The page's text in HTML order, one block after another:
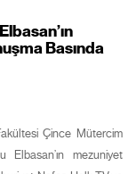
Basında
Çince Mütercim
mezuniyet